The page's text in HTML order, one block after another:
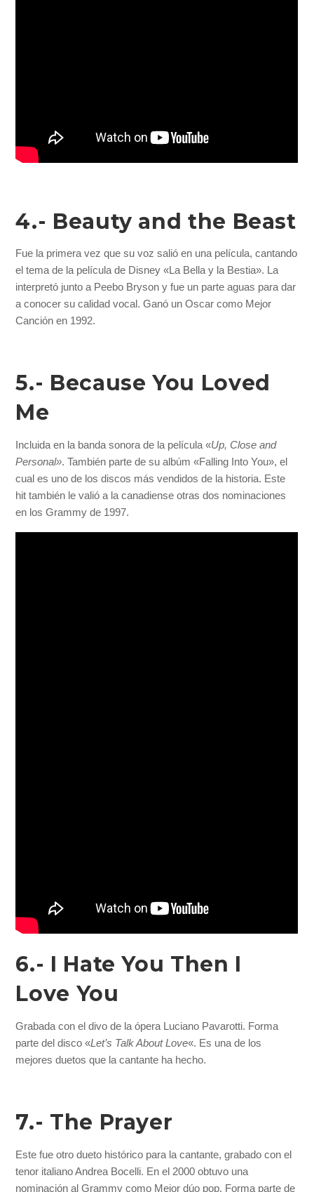
4.- Beauty and the Beast
Fue la primera vez que su voz salió en una película, cantando
el tema de la película de Disney «La Bella y la Bestia». La
interpretó junto a Peebo Bryson y fue un parte aguas para dar
a conocer su calidad vocal. Ganó un Oscar como Mejor
Canción en 1992.
5.- Because You Loved
Me
Incluida en la banda sonora de la película «Up, Close and
Personal». También parte de su albúm «Falling Into You», el
cual es uno de los discos más vendidos de la historia. Este
hit también le valió a la canadiense otras dos nominaciones
en los Grammy de 1997.
6.- I Hate You Then I
Love You
Grabada con el divo de la ópera Luciano Pavarotti. Forma
parte del disco «Let’s Talk About Love«. Es una de los
mejores duetos que la cantante ha hecho.
7.- The Prayer
Este fue otro dueto histórico para la cantante, grabado con el
tenor italiano Andrea Bocelli. En el 2000 obtuvo una
nominación al Grammy como Mejor dúo pop. Forma parte de